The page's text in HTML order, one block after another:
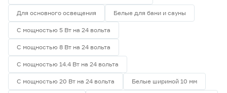
Для основного освещения Белые для бани и сауны
С мощностью 5 Вт на 24 вольта
С мощностью 8 Вт на 24 вольта
С мощностью 14.4 Вт на 24 вольта
С мощностью 20 Вт на 24 вольта Белые шириной 10 мм